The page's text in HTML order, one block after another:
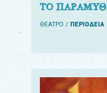
ΤΟ
ΘΕΑΤΡΟ ΠΕΡΙΟΔΕΙΑ